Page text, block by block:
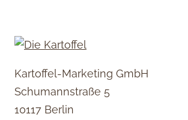
Kartoffel-Marketing GmbH
Schumannstraße 5
10117 Berlin